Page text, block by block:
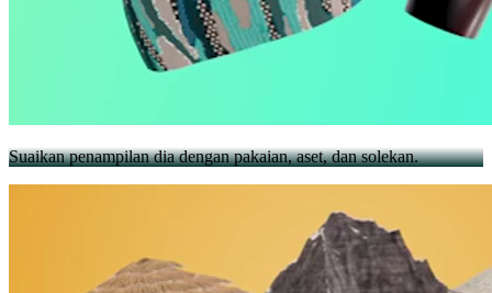
Suaikan penampilan dia dengan pakaian, aset, dan solekan.